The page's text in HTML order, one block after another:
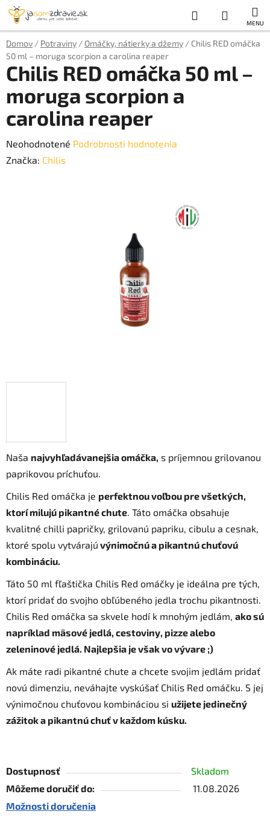
Prejsť
obsah
Hľadať
KOŠÍK
Domov / Potraviny / Omáčky, nátierky a džemy / Chilis RED omáčka
50 ml – moruga scorpion a carolina reaper
Naša najvyhľadávanejšia omáčka, s príjemnou grilovanou
paprikovou príchuťou.
Chilis Red omáčka je perfektnou voľbou pre všetkých,
ktorí milujú pikantné chute. Táto omáčka obsahuje
kvalitné chilli papričky, grilovanú papriku, cibulu a cesnak,
ktoré spolu vytvárajú výnimočnú a pikantnú chuťovú
kombináciu.
Táto 50 ml fľaštička Chilis Red omáčky je ideálna pre tých,
ktorí pridať do svojho obľúbeného jedla trochu pikantnosti.
Chilis Red omáčka sa skvele hodí k mnohým jedlám, ako sú
napríklad mäsové jedlá, cestoviny, pizze alebo
zeleninové jedlá. Najlepšia je však vo vývare ;)
Ak máte radi pikantné chute a chcete svojim jedlám pridať
novú dimenziu, neváhajte vyskúšať Chilis Red omáčku. S jej
výnimočnou chuťovou kombináciou si užijete jedinečný
zážitok a pikantnú chuť v každom kúsku.
Dostupnosť
Skladom
Môžeme doručiť do:
11.08.2026
Možnosti doručenia
Chilis RED omáčka 50 ml –
moruga scorpion a
carolina reaper
Priemerné
hodnotenie
Neohodnotené Podrobnosti hodnotenia
Značka: Chilis